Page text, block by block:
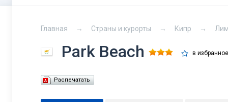
Главная Страны и курорты Кипр
Park Beach в избранное
Распечатать